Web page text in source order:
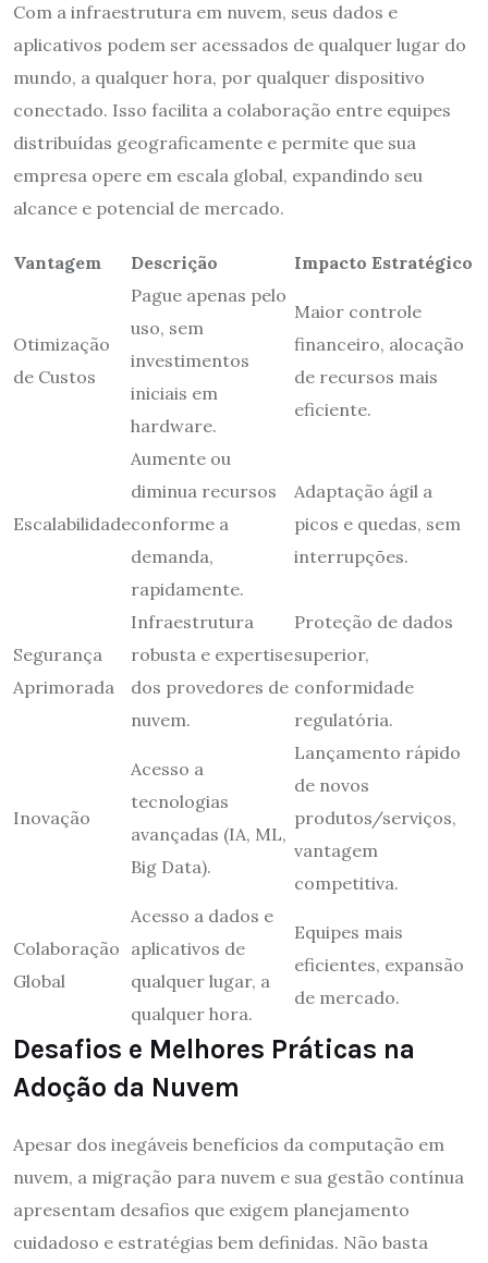
Com a infraestrutura em nuvem, seus dados e
aplicativos podem ser acessados de qualquer lugar do
mundo, a qualquer hora, por qualquer dispositivo
conectado. Isso facilita a colaboração entre equipes
distribuídas geograficamente e permite que sua
empresa opere em escala global, expandindo seu
alcance e potencial de mercado.
Vantagem Descrição Impacto Estratégico
Otimização
de Custos
Pague apenas pelo
uso, sem
investimentos
iniciais em
hardware.
Maior controle
financeiro, alocação
de recursos mais
eficiente.
Escalabilidade
Aumente ou
diminua recursos
conforme a
demanda,
rapidamente.
Adaptação ágil a
picos e quedas, sem
interrupções.
Segurança
Aprimorada
Infraestrutura
robusta e expertise
dos provedores de
nuvem.
Proteção de dados
superior,
conformidade
regulatória.
Inovação
Acesso a
tecnologias
avançadas (IA, ML,
Big Data).
Lançamento rápido
de novos
produtos/serviços,
vantagem
competitiva.
Colaboração
Global
Acesso a dados e
aplicativos de
qualquer lugar, a
qualquer hora.
Equipes mais
eficientes, expansão
de mercado.
Desafios e Melhores Práticas na
Adoção da Nuvem
Apesar dos inegáveis benefícios da computação em
nuvem, a migração para nuvem e sua gestão contínua
apresentam desafios que exigem planejamento
cuidadoso e estratégias bem definidas. Não basta